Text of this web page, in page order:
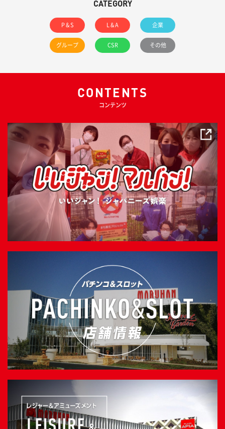
CATEGORY
P & S L & A 企業
グループ CSR その他
CONTENTS
コンテンツ